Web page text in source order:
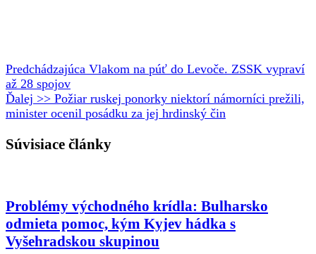
Predchádzajúca Vlakom na púť do Levoče. ZSSK vypraví
až 28 spojov
Ďalej >> Požiar ruskej ponorky niektorí námorníci prežili,
minister ocenil posádku za jej hrdinský čin
Súvisiace články
Problémy východného krídla: Bulharsko
odmieta pomoc, kým Kyjev hádka s
Vyšehradskou skupinou